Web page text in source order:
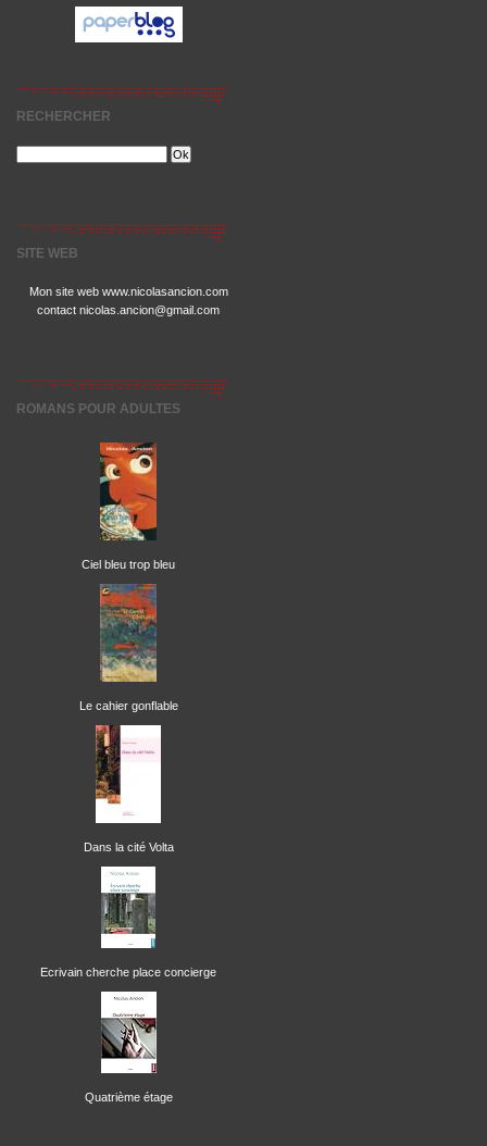
RECHERCHER
SITE WEB
Mon site web www.nicolasancion.com
contact nicolas.ancion@gmail.com
ROMANS POUR ADULTES
Ciel bleu trop bleu
Le cahier gonflable
Dans la cité Volta
Ecrivain cherche place concierge
Quatrième étage